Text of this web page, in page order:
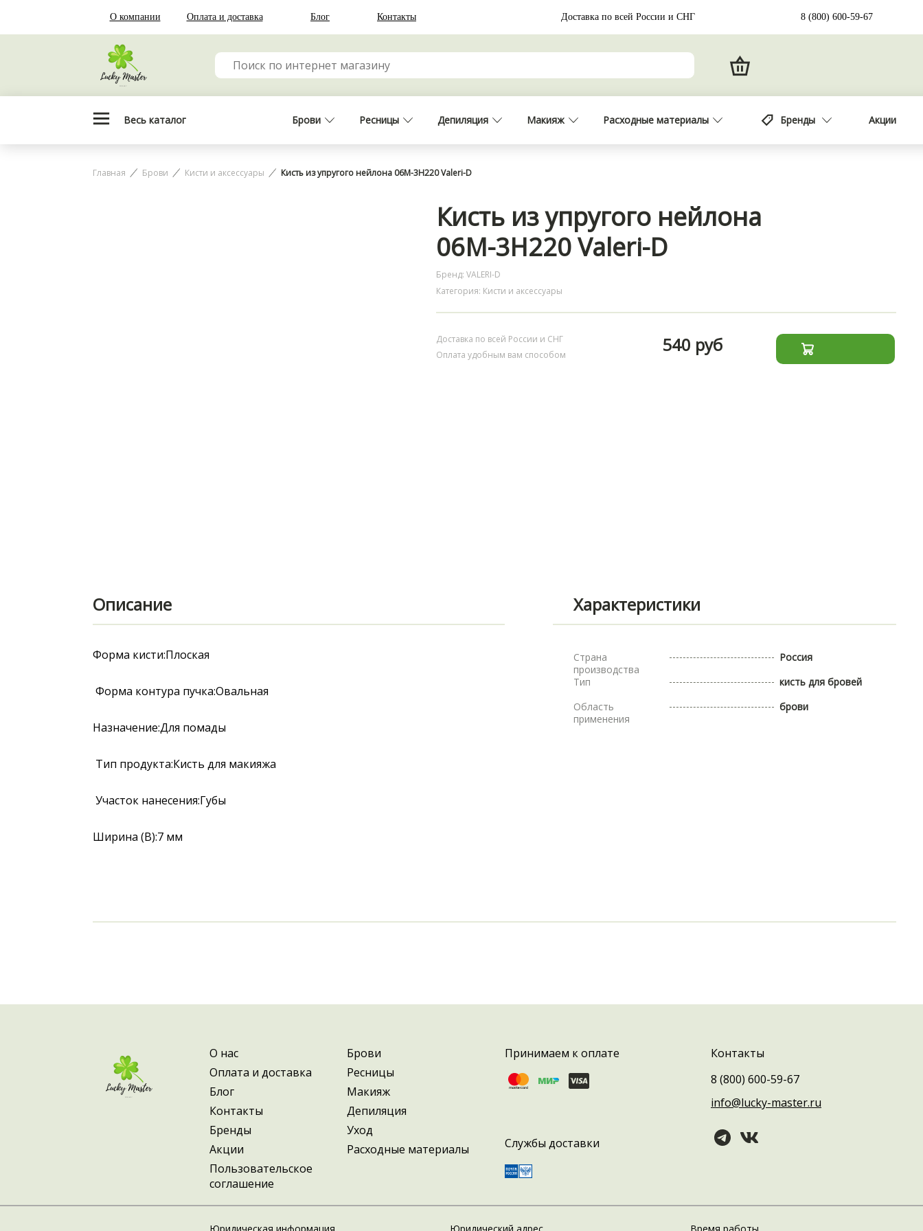
Главная Брови Кисти и аксессуары Кисть из упругого нейлона 06М-3Н220 Valeri-D
Кисть из упругого нейлона
06М-3Н220 Valeri-D
Бренд: VALERI-D
Категория: Кисти и аксессуары
Доставка по всей России и СНГ
Оплата удобным вам способом
540 руб
Описание Характеристики
Форма кисти:Плоская
Форма контура пучка:Овальная
Назначение:Для помады
Тип продукта:Кисть для макияжа
Участок нанесения:Губы
Ширина (B):7 мм
Страна
производства
Россия
Тип
кисть для бровей
Область
применения
брови
О компании Оплата и доставка Блог Контакты Доставка по всей России и СНГ 8 (800) 600-59-67
Весь каталог Брови Ресницы Депиляция Макияж Расходные материалы Бренды Акции
О нас
Оплата и доставка
Блог
Контакты
Бренды
Акции
Пользовательское
соглашение
Брови
Ресницы
Макияж
Депиляция
Уход
Расходные материалы
Принимаем к оплате
Службы доставки
Контакты
8 (800) 600-59-67
info@lucky-master.ru